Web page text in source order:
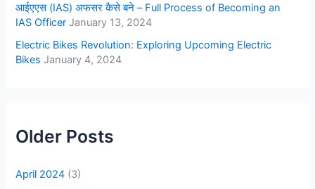
आईएएस (IAS) अफसर कैसे बने – Full Process of Becoming an
IAS Officer January 13, 2024
Electric Bikes Revolution: Exploring Upcoming Electric
Bikes January 4, 2024
Older Posts
April 2024 (3)